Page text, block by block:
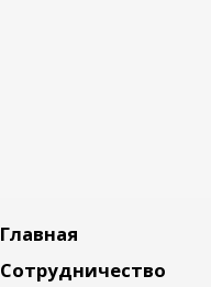
Главная
Сотрудничество